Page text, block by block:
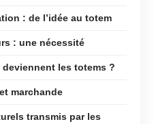
: de l’idée au totem
: une nécessité
les totems ?
marchande
transmis par les